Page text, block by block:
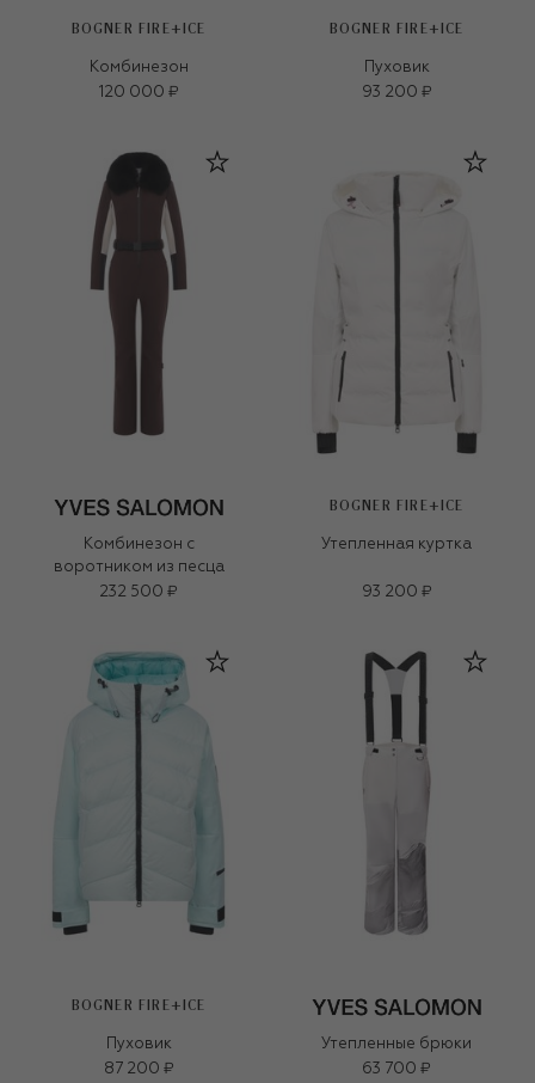
BOGNER FIRE+ICE
Комбинезон
120 000 ₽
BOGNER FIRE+ICE
Пуховик
93 200 ₽
Комбинезон с
воротником из песца
232 500 ₽
BOGNER FIRE+ICE
Утепленная куртка
93 200 ₽
BOGNER FIRE+ICE
Пуховик
87 200 ₽
Утепленные брюки
63 700 ₽